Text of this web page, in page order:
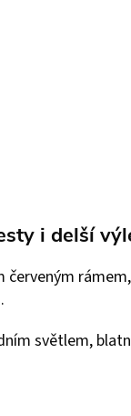
i delší
červeným
světlem,